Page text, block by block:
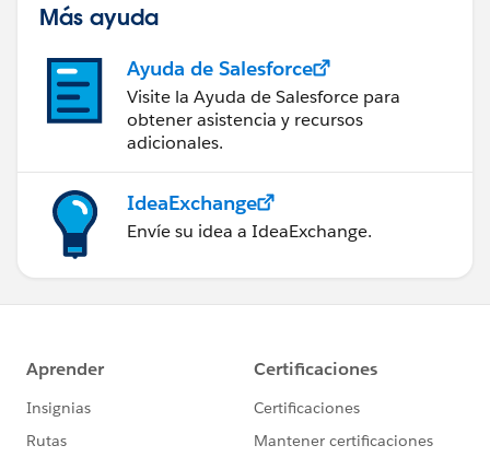
Más ayuda
Ayuda de Salesforce
Visite la Ayuda de Salesforce para
obtener asistencia y recursos
adicionales.
IdeaExchange
Envíe su idea a IdeaExchange.